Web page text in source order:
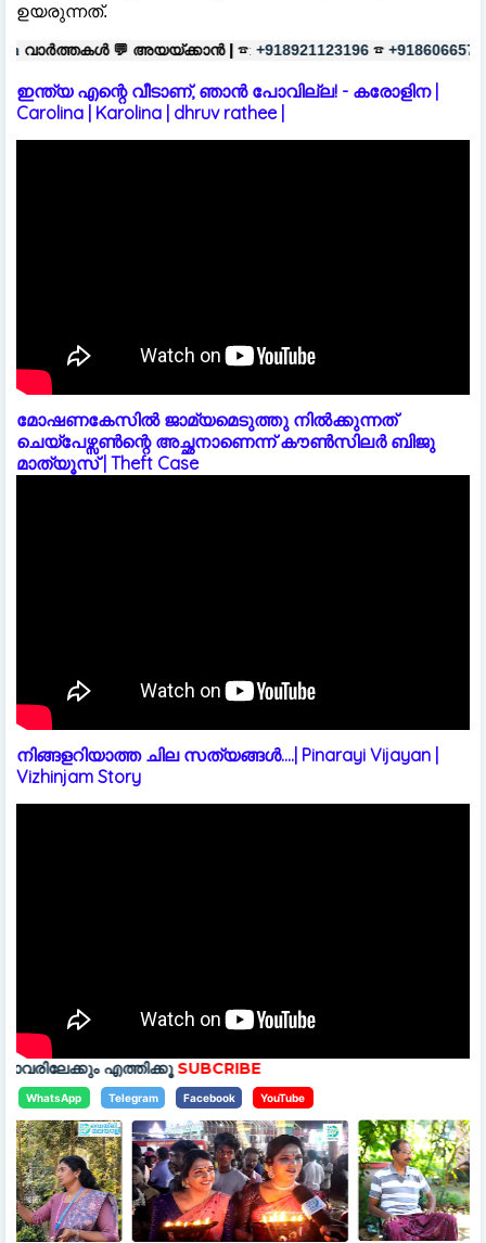
ഉയരുന്നത്.
അയയ്ക്കാൻ | ☎: +918921123196 ☎ +918606657037
ഇന്ത്യ എന്റെ വീടാണ്, ഞാൻ പോവില്ല! - കരോളിന |
Carolina | Karolina | dhruv rathee |
മോഷണകേസിൽ ജാമ്യമെടുത്തു നിൽക്കുന്നത്
ചെയ്പേഴ്സൺന്റെ അച്ഛനാണെന്ന് കൗൺസിലർ ബിജു
മാത്യൂസ് | Theft Case
നിങ്ങളറിയാത്ത ചില സത്യങ്ങൾ....| Pinarayi Vijayan |
Vizhinjam Story
SUBCRIBE
WhatsApp Telegram Facebook YouTube